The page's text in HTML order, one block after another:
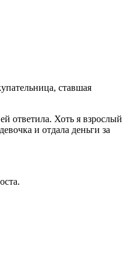
ставшая
ответила. Хоть я взрослый
и отдала деньги за